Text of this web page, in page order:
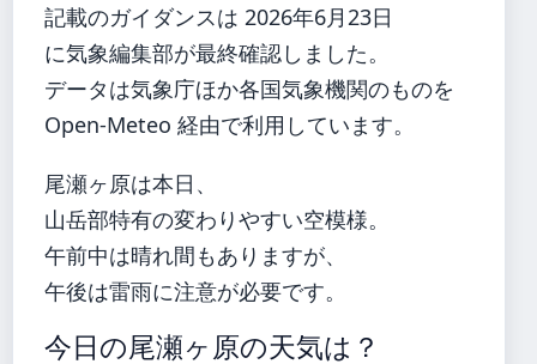
記載のガイダンスは 2026年6月23日
に気象編集部が最終確認しました。
データは気象庁ほか各国気象機関のものを
Open-Meteo 経由で利用しています。
尾瀬ヶ原は本日、
山岳部特有の変わりやすい空模様。
午前中は晴れ間もありますが、
午後は雷雨に注意が必要です。
今日の尾瀬ヶ原の天気は？